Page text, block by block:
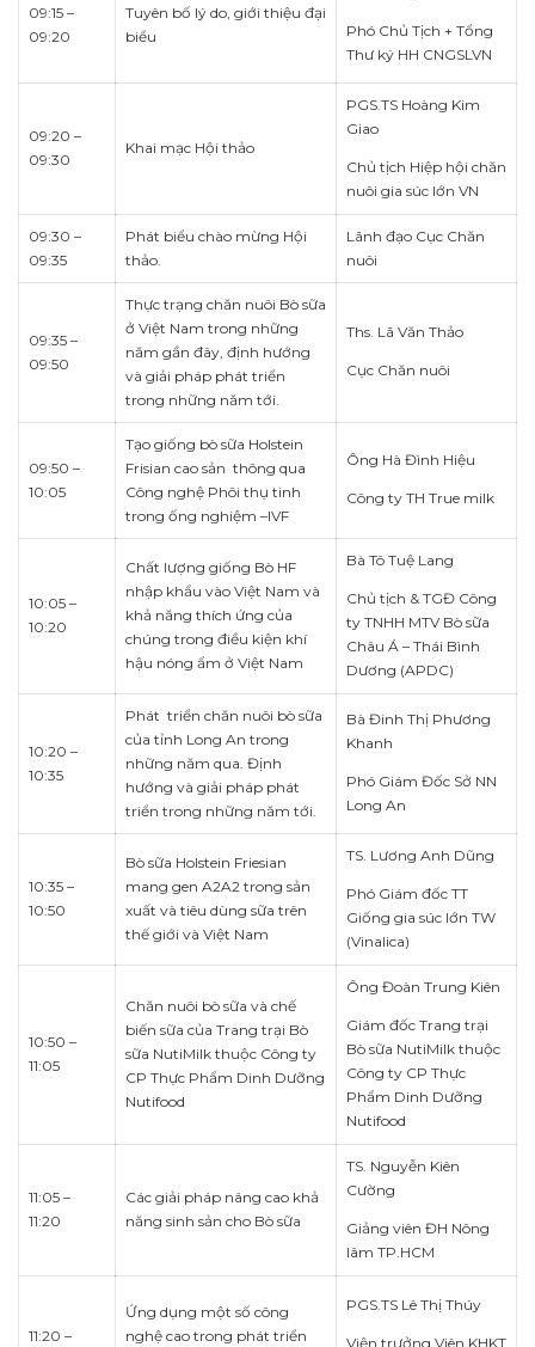
09:15 –
09:20
Tuyên bố lý do, giới thiệu đại
biểu
Phó Chủ Tịch + Tổng
Thư ký HH CNGSLVN
09:20 –
09:30
Khai mạc Hội thảo
PGS.TS Hoàng Kim
Giao
Chủ tịch Hiệp hội chăn
nuôi gia súc lớn VN
09:30 –
09:35
Phát biểu chào mừng Hội
thảo.
Lãnh đạo Cục Chăn
nuôi
09:35 –
09:50
Thực trạng chăn nuôi Bò sữa
ở Việt Nam trong những
năm gần đây, định hướng
và giải pháp phát triển
trong những năm tới.
Ths. Lã Văn Thảo
Cục Chăn nuôi
09:50 –
10:05
Tạo giống bò sữa Holstein
Frisian cao sản thông qua
Công nghệ Phôi thụ tinh
trong ống nghiệm –IVF
Ông Hà Đình Hiệu
Công ty TH True milk
10:05 –
10:20
Chất lượng giống Bò HF
nhập khẩu vào Việt Nam và
khả năng thích ứng của
chúng trong điều kiện khí
hậu nóng ẩm ở Việt Nam
Bà Tô Tuệ Lang
Chủ tịch & TGĐ Công
ty TNHH MTV Bò sữa
Châu Á – Thái Bình
Dương (APDC)
10:20 –
10:35
Phát triển chăn nuôi bò sữa
của tỉnh Long An trong
những năm qua. Định
hướng và giải pháp phát
triển trong những năm tới.
Bà Đinh Thị Phương
Khanh
Phó Giám Đốc Sở NN
Long An
10:35 –
10:50
Bò sữa Holstein Friesian
mang gen A2A2 trong sản
xuất và tiêu dùng sữa trên
thế giới và Việt Nam
TS. Lương Anh Dũng
Phó Giám đốc TT
Giống gia súc lớn TW
(Vinalica)
10:50 –
11:05
Chăn nuôi bò sữa và chế
biến sữa của Trang trại Bò
sữa NutiMilk thuộc Công ty
CP Thực Phẩm Dinh Dưỡng
Nutifood
Ông Đoàn Trung Kiên
Giám đốc Trang trại
Bò sữa NutiMilk thuộc
Công ty CP Thực
Phẩm Dinh Dưỡng
Nutifood
11:05 –
11:20
Các giải pháp nâng cao khả
năng sinh sản cho Bò sữa
TS. Nguyễn Kiên
Cường
Giảng viên ĐH Nông
lâm TP.HCM
11:20 –
Ứng dụng một số công
nghệ cao trong phát triển
PGS.TS Lê Thị Thúy
Viện trưởng Viên KHKT